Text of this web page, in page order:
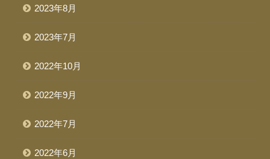
2023年8月
2023年7月
2022年10月
2022年9月
2022年7月
2022年6月